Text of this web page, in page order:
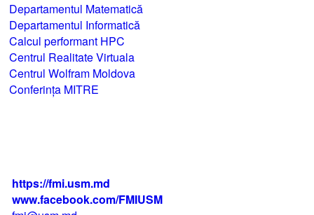
Departamentul Matematică
Departamentul Informatică
Calcul performant HPC
Centrul Realitate Virtuala
Centrul Wolfram Moldova
Conferința MITRE
https://fmi.usm.md
www.facebook.com/FMIUSM